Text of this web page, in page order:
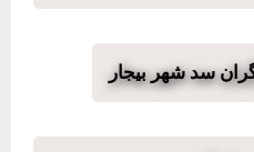
سد شهر بیجار